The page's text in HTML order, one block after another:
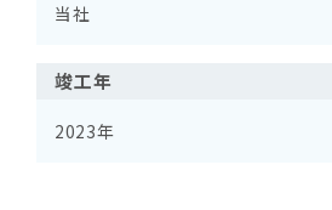
当社
竣工年
2023年